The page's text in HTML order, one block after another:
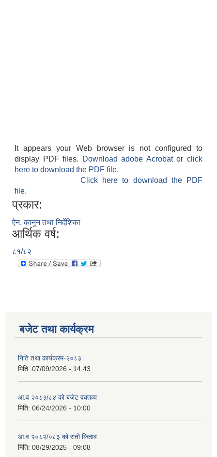
It appears your Web browser is not configured to
display PDF files.
Download adobe Acrobatorclick
here to download the PDF file.
Click here to download the PDF
file.
प्रकार:
ऐन, कानुन तथा निर्देशिका
आर्थिक वर्ष:
८१/८२
बजेट तथा कार्यक्रम
निति तथा कार्यक्रम-२०८३
मिति: 07/09/2026 - 14:43
आ.व २०८३/८४ को बजेट वक्तव्य
मिति: 06/24/2026 - 10:00
आ.व २०८२/०८३ को रातो किताव
मिति: 08/29/2025 - 09:08